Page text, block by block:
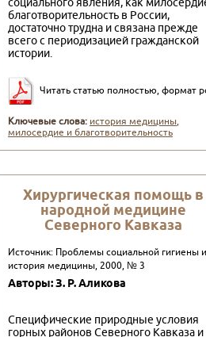
социального явления, как
благотворительность в России,
достаточно трудна и связана прежде
всего с периодизацией гражданской
истории.
Читать статью полностью, формат
Ключевые слова: история медицины,
милосердие и благотворительность
Хирургическая помощь в
народной медицине
Северного Кавказа
Источник: Проблемы социальной гигиены и
история медицины, 2000, № 3
Авторы: З. Р. Аликова
Специфические природные условия
горных районов Северного Кавказа и